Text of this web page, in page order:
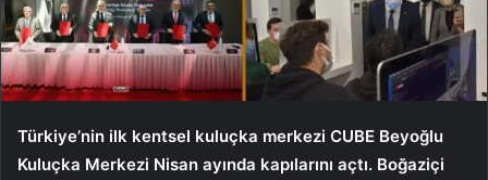
Türkiye’nin ilk kentsel kuluçka merkezi CUBE Beyoğlu
Kuluçka Merkezi Nisan ayında kapılarını açtı. Boğaziçi